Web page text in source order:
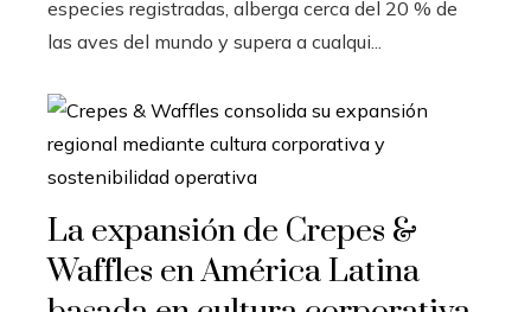
especies registradas, alberga cerca del 20 % de
las aves del mundo y supera a cualqui...
La expansión de Crepes &
Waffles en América Latina